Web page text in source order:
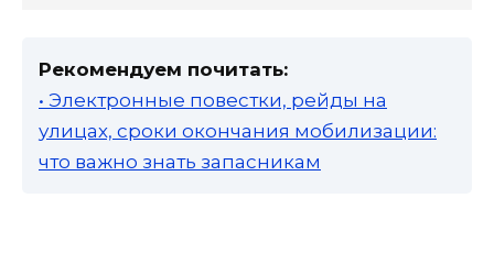
Рекомендуем почитать:
• Электронные повестки, рейды на
улицах, сроки окончания мобилизации:
что важно знать запасникам